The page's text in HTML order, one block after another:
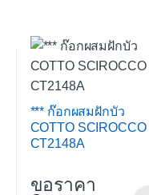
*** ก๊อกผสมฝักบัว
COTTO SCIROCCO
CT2148A
ขอราคา